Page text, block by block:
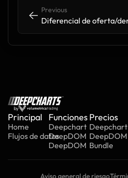
<- <-
Previous
Diferencial de oferta/
by
Principal
Home
Flujos de datos
Funciones
Deepchart
DeepDOM
DeepDOM
Precios
Deepchart
DeepDOM
Bundle
Aviso general de riesgo